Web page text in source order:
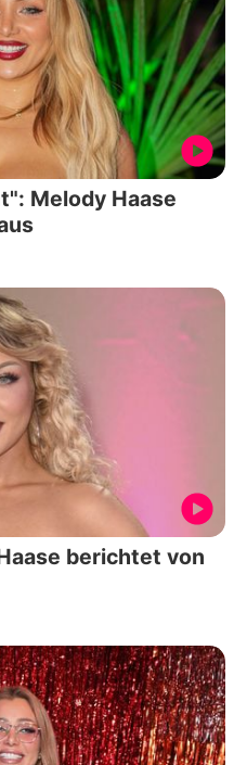
Melody Haase
berichtet von